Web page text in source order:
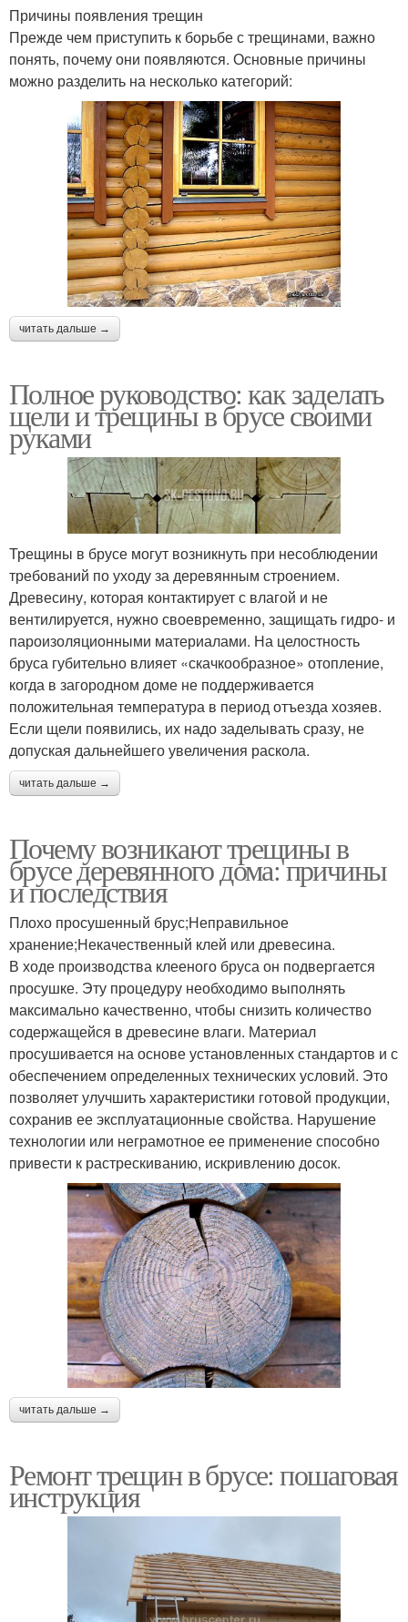
Причины появления трещин
Прежде чем приступить к борьбе с трещинами, важно
понять, почему они появляются. Основные причины
можно разделить на несколько категорий:
читать дальше →
Полное руководство: как заделать
щели и трещины в брусе своими
руками
Трещины в брусе могут возникнуть при несоблюдении
требований по уходу за деревянным строением.
Древесину, которая контактирует с влагой и не
вентилируется, нужно своевременно, защищать гидро- и
пароизоляционными материалами. На целостность
бруса губительно влияет «скачкообразное» отопление,
когда в загородном доме не поддерживается
положительная температура в период отъезда хозяев.
Если щели появились, их надо заделывать сразу, не
допуская дальнейшего увеличения раскола.
читать дальше →
Почему возникают трещины в
брусе деревянного дома: причины
и последствия
Плохо просушенный брус;Неправильное
хранение;Некачественный клей или древесина.
В ходе производства клееного бруса он подвергается
просушке. Эту процедуру необходимо выполнять
максимально качественно, чтобы снизить количество
содержащейся в древесине влаги. Материал
просушивается на основе установленных стандартов и с
обеспечением определенных технических условий. Это
позволяет улучшить характеристики готовой продукции,
сохранив ее эксплуатационные свойства. Нарушение
технологии или неграмотное ее применение способно
привести к растрескиванию, искривлению досок.
читать дальше →
Ремонт трещин в брусе: пошаговая
инструкция